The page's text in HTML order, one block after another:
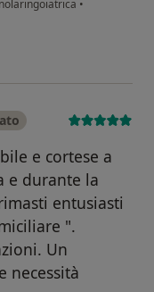
•
e cortese a
e durante la
entusiasti
".
Un
necessità